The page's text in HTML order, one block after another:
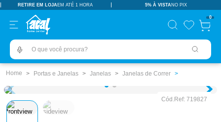
RETIRE EM LOJAEM ATÉ 1 HORA 5% À VISTANO PIX
0
O que você procura?
Portas e Janelas Janelas Janelas de Correr
Cód.Ref: 719827
TERMOS MAIS BUSCADOS
pisos revestimentos
º ceramica
tinta
4
5º revestimento